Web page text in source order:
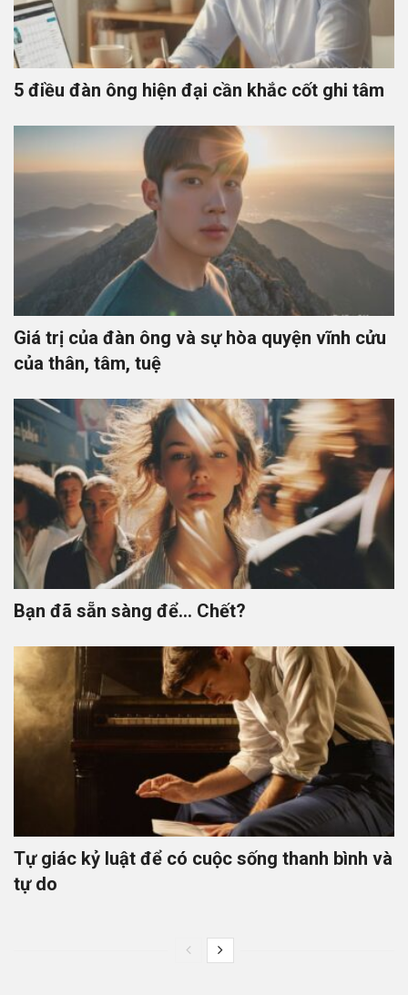
5 điều đàn ông hiện đại cần khắc cốt ghi tâm
Giá trị của đàn ông và sự hòa quyện vĩnh cửu
của thân, tâm, tuệ
Bạn đã sẵn sàng để… Chết?
Tự giác kỷ luật để có cuộc sống thanh bình và
tự do